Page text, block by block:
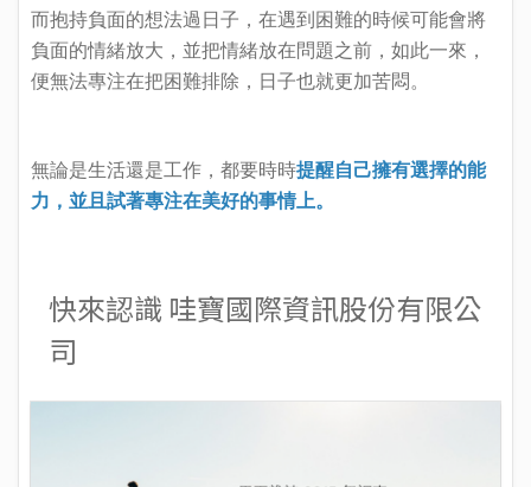
而抱持負面的想法過日子，在遇到困難的時候可能會將
負面的情緒放大，並把情緒放在問題之前，如此一來，
便無法專注在把困難排除，日子也就更加苦悶。
無論是生活還是工作，都要時時提醒自己擁有選擇的能
力，並且試著專注在美好的事情上。
快來認識 哇寶國際資訊股份有限公
司